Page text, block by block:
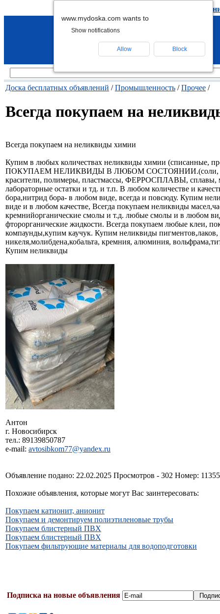
удалить
Доска бесплатных объявлений /Промышленность /Прочее /
Всегда покупаем на
Всегда покупаем на неликвиды химии
Купим в любых количествах неликвиды химии (списанные,
ПОКУПАЕМ НЕЛИКВИДЫ В ЛЮБОМ СОСТОЯНИИ.(соли,
красители, полимеры, пластмассы, ФЕРРОСПЛАВЫ, сплавы,
лабораторные остатки и тд. и т.п. В любом количестве и
бора,нитрид бора- в любом виде, всегда и повсюду. Купим
виде и в любом качестве, Всегда покупаем неликвиды
кремнийорганические смолы и т.д. любые смолы и в любом
фторорганические жидкости. Всегда покупаем любые клеи,
компаунды,купим каучук. Купим неликвиды
никеля,молибдена,кобальта, кремния, алюминия,
Купим неликвиды
Антон
г. Новосибирск
тел.: 89139850787
e-mail: avtosibkom77@yandex.ru
Объявление подано: 22.02.2025 Просмотров - 302 Номер:
Похожие объявления, которые могут Вас заинтересовать:
Покупаем катионит, анионит
Покупаем и демонтируем полиэтиленовые трубы
Покупаем блистерный ПВХ
Покупаем блистерный ПВХ
Покупаем фильтрующие материалы для водоподготовки
Подписка на новые объявления
www.mydoska.com wants to
Show notifications
Allow Block